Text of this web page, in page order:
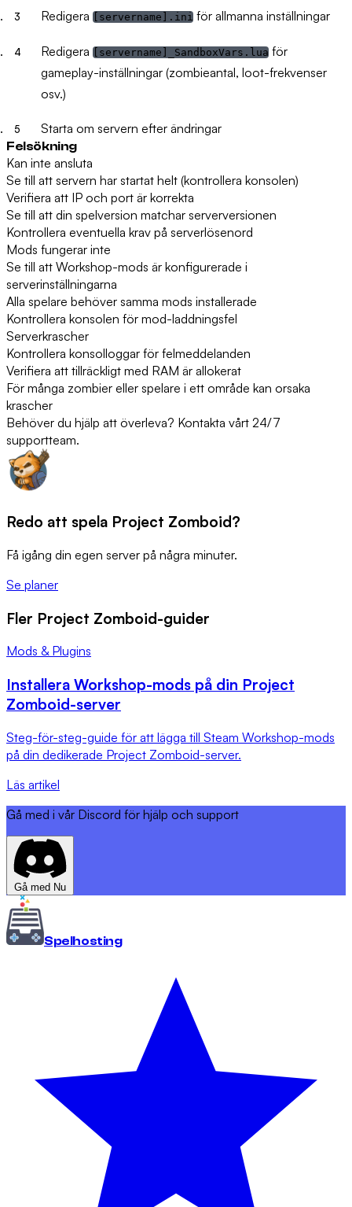
Redigera [servername].ini för allmanna inställningar
Redigera [servername]_SandboxVars.lua för
gameplay-inställningar (zombieantal, loot-frekvenser
osv.)
Starta om servern efter ändringar
Felsökning
Kan inte ansluta
Se till att servern har startat helt (kontrollera konsolen)
Verifiera att IP och port är korrekta
Se till att din spelversion matchar serverversionen
Kontrollera eventuella krav på serverlösenord
Mods fungerar inte
Se till att Workshop-mods är konfigurerade i
serverinställningarna
Alla spelare behöver samma mods installerade
Kontrollera konsolen för mod-laddningsfel
Serverkrascher
Kontrollera konsolloggar för felmeddelanden
Verifiera att tillräckligt med RAM är allokerat
För många zombier eller spelare i ett område kan orsaka
krascher
Behöver du hjälp att överleva? Kontakta vårt 24/7
supportteam.
Redo att spela Project Zomboid?
Få igång din egen server på några minuter.
Se planer
Fler Project Zomboid-guider
Mods & Plugins
Installera Workshop-mods på din Project
Zomboid-server
Steg-för-steg-guide för att lägga till Steam Workshop-mods
på din dedikerade Project Zomboid-server.
Läs artikel
Gå med i vår Discord för hjälp och support
Gå med Nu
Spelhosting